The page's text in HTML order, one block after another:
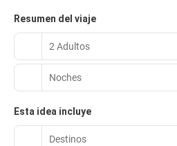
Resumen del viaje
2 Adultos
Noches
Esta idea incluye
Destinos